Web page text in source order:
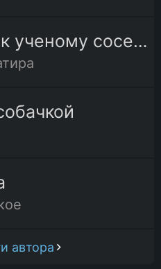
Письмо к ученому соседу
автора